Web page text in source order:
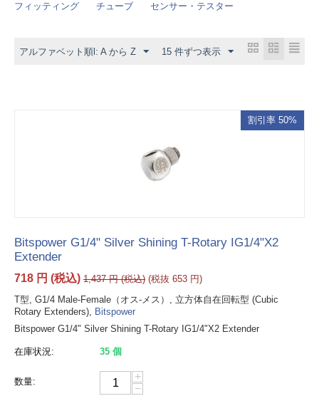
Laing Pump
LEGRIS SA
フィッティング チューブ センサー・テスター
アルファベット順l: A から Z 15 件ずつ表示
割引率 50%
Bitspower G1/4" Silver Shining T-Rotary IG1/4"X2
Extender
718 円 (税込) 1,437 円(税込) (税抜 653 円)
T型, G1/4 Male-Female（オス-メス）, 立方体自在回転型 (Cubic
Rotary Extenders), Bitspower
Bitspower G1/4" Silver Shining T-Rotary IG1/4"X2 Extender
在庫状況: 35 個
数量:
+
−